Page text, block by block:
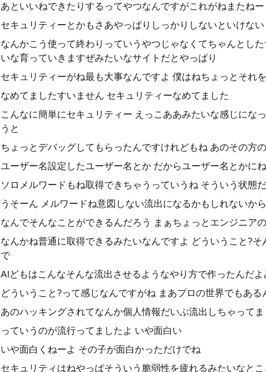
あといいねできたりするってやつなんですがこれがねまたね
セキュリティーとかもさあやっぱりしっかりしないといけな
なんかこう使って終わりっていうやつじゃなくてちゃんとし
いな育っていきますぜみたいなサイトだとやっぱり
セキュリティーがね最も大事なんですよ 僕はねちょっとそれ
なめてましたすいません セキュリティーなめてました
こんなに簡単にセキュリティー えっこああみたいな感じにな
うと
ちょっとデバッグしてもらったんですけれどもね あのその方の
ユーザー名設定したユーザー名とか だからユーザー名とかに
ソロメルワードもね取得できちゃうっていうね そういう状態
うそーん メルワードね意図しない流出になるかもしれないか
なんでそんなことができるんだろう まぁちょっとエンジニア
なんかね普通に取得できるみたいなんですよ どういうこと?
で
AIどもはこんなそんな流出させるようなやり方で作ったんだよ
どういうこと?って感じなんですがね まあプロの世界でもあ
あのハッキングされてなんか個人情報だいぶ流出しちゃって
っていうのが流行ってましたよ いや面白い
いや面白くねーよ その子が面白かっただけでね
セキュリティはねやっぱそういう脆弱性を疲れるみたいなと